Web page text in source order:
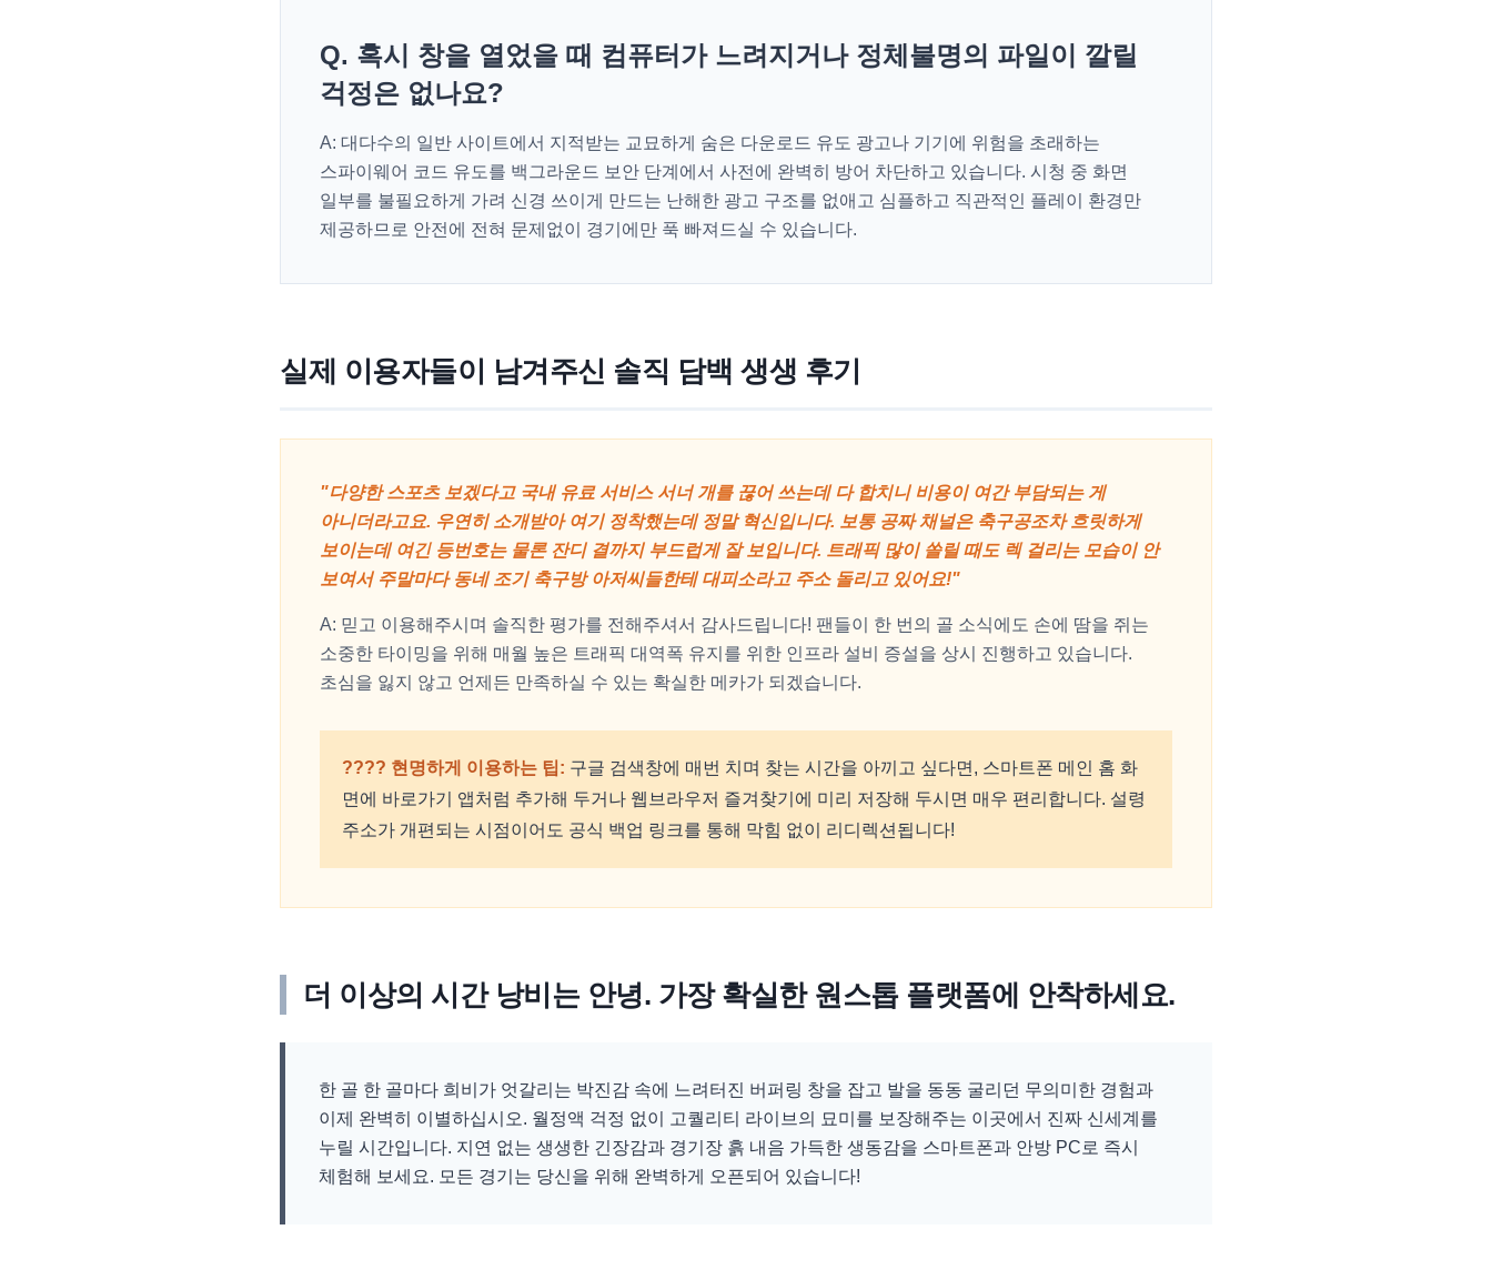
Q. 혹시 창을 열었을 때 컴퓨터가 느려지거나 정체불명의 파일이 깔릴
걱정은 없나요?
A: 대다수의 일반 사이트에서 지적받는 교묘하게 숨은 다운로드 유도 광고나 기기에 위험을 초래하는
스파이웨어 코드 유도를 백그라운드 보안 단계에서 사전에 완벽히 방어 차단하고 있습니다. 시청 중 화면
일부를 불필요하게 가려 신경 쓰이게 만드는 난해한 광고 구조를 없애고 심플하고 직관적인 플레이 환경만
제공하므로 안전에 전혀 문제없이 경기에만 푹 빠져드실 수 있습니다.
실제 이용자들이 남겨주신 솔직 담백 생생 후기
"다양한 스포츠 보겠다고 국내 유료 서비스 서너 개를 끊어 쓰는데 다 합치니 비용이 여간 부담되는 게
아니더라고요. 우연히 소개받아 여기 정착했는데 정말 혁신입니다. 보통 공짜 채널은 축구공조차 흐릿하게
보이는데 여긴 등번호는 물론 잔디 결까지 부드럽게 잘 보입니다. 트래픽 많이 쏠릴 때도 렉 걸리는 모습이 안
보여서 주말마다 동네 조기 축구방 아저씨들한테 대피소라고 주소 돌리고 있어요!"
A: 믿고 이용해주시며 솔직한 평가를 전해주셔서 감사드립니다! 팬들이 한 번의 골 소식에도 손에 땀을 쥐는
소중한 타이밍을 위해 매월 높은 트래픽 대역폭 유지를 위한 인프라 설비 증설을 상시 진행하고 있습니다.
초심을 잃지 않고 언제든 만족하실 수 있는 확실한 메카가 되겠습니다.
???? 현명하게 이용하는 팁: 구글 검색창에 매번 치며 찾는 시간을 아끼고 싶다면, 스마트폰 메인 홈 화
면에 바로가기 앱처럼 추가해 두거나 웹브라우저 즐겨찾기에 미리 저장해 두시면 매우 편리합니다. 설령
주소가 개편되는 시점이어도 공식 백업 링크를 통해 막힘 없이 리디렉션됩니다!
더 이상의 시간 낭비는 안녕. 가장 확실한 원스톱 플랫폼에 안착하세요.
한 골 한 골마다 희비가 엇갈리는 박진감 속에 느려터진 버퍼링 창을 잡고 발을 동동 굴리던 무의미한 경험과
이제 완벽히 이별하십시오. 월정액 걱정 없이 고퀄리티 라이브의 묘미를 보장해주는 이곳에서 진짜 신세계를
누릴 시간입니다. 지연 없는 생생한 긴장감과 경기장 흙 내음 가득한 생동감을 스마트폰과 안방 PC로 즉시
체험해 보세요. 모든 경기는 당신을 위해 완벽하게 오픈되어 있습니다!